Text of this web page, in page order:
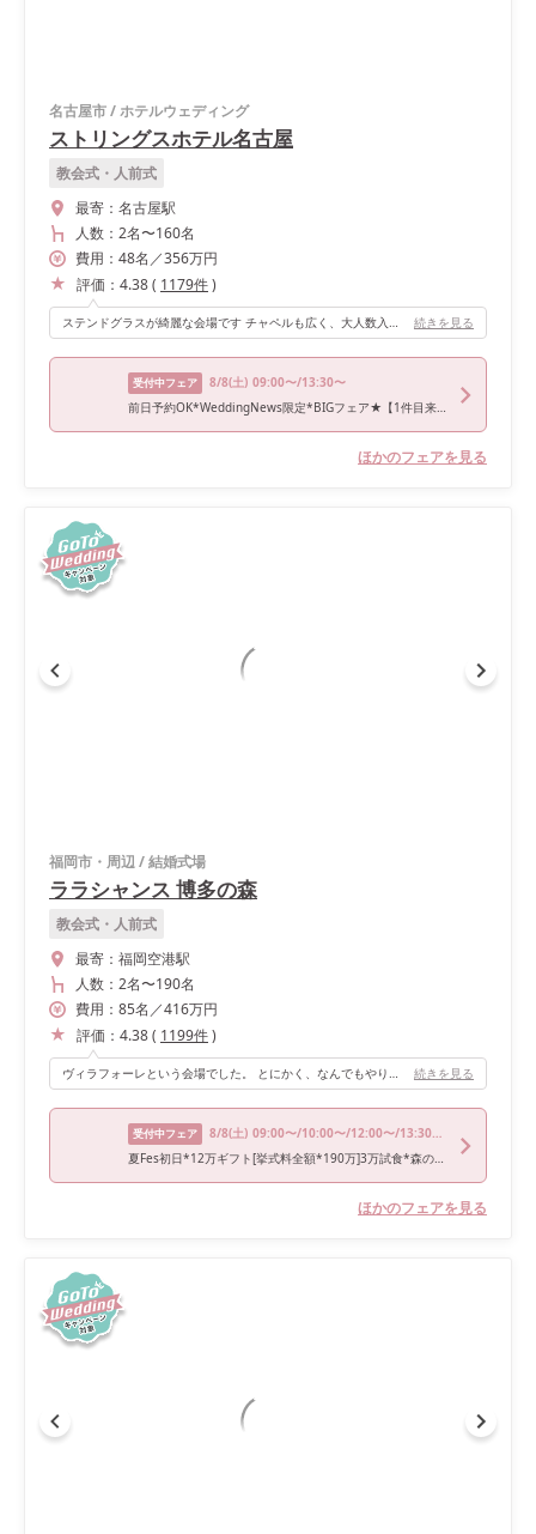
名古屋市/ホテルウェディング
ストリングスホテル名古屋
教会式・人前式
最寄： 名古屋駅
人数： 2名〜160名
費用： 48名 ／356万円
評価： 4.38( 1179件)
ステンドグラスが綺麗な会場です チャペルも広く、大人数入ることができます 続きを見る
受付中フェア 8/8(土) 09:00〜/13:30〜
前日予約OK*WeddingNews限定*BIGフェア★【1件目来館で2泊3日宿泊＆ペア食事券&ドレス2着プレゼント】＼最大120万円優待／光と緑のチャペル＆和牛×フォアグラ×3万円相当コース試食《人気NO.1★憧れのホテルW》
ほかのフェアを見る
福岡市・周辺/結婚式場
ララシャンス 博多の森
教会式・人前式
最寄： 福岡空港駅
人数： 2名〜190名
費用： 85名 ／416万円
評価： 4.38( 1199件)
ヴィラフォーレという会場でした。 とにかく、なんでもやりたいことを受け入れてくださいました。 メインバック(高砂裏)からの入場、ジェット風船を100名規模でテラスで実施させてくれたり、お色直しあとは2階から階段を使っての登場などなど。 書ききれないほどたくさんの演出を盛り込みましたが、全て快く受け入れてくださいました！！ 続きを見る
受付中フェア 8/8(土) 09:00〜/10:00〜/12:00〜/13:30〜/18:00〜
夏Fes初日*12万ギフト[挙式料全額*190万]3万試食*森のチャペル
ほかのフェアを見る